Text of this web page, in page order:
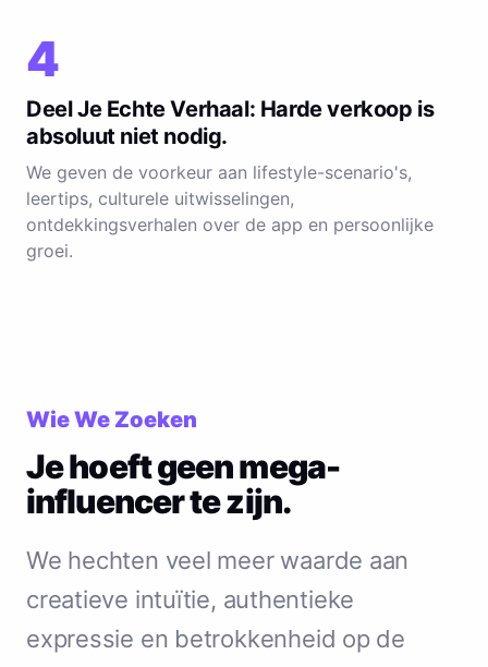
4
Deel Je Echte Verhaal: Harde verkoop is
absoluut niet nodig.
We geven de voorkeur aan lifestyle-scenario's,
leertips, culturele uitwisselingen,
ontdekkingsverhalen over de app en persoonlijke
groei.
Wie We Zoeken
Je hoeft geen mega-
influencer te zijn.
We hechten veel meer waarde aan
creatieve intuïtie, authentieke
expressie en betrokkenheid op de